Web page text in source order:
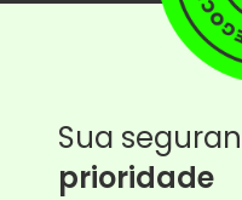
Sua
prioridade